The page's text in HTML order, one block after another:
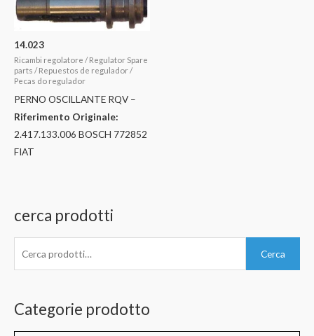
14.023
Ricambi regolatore / Regulator Spare
parts / Repuestos de regulador /
Pecas do regulador
PERNO OSCILLANTE RQV –
Riferimento Originale:
2.417.133.006 BOSCH 772852
FIAT
cerca prodotti
c
Cerca
Categorie prodotto